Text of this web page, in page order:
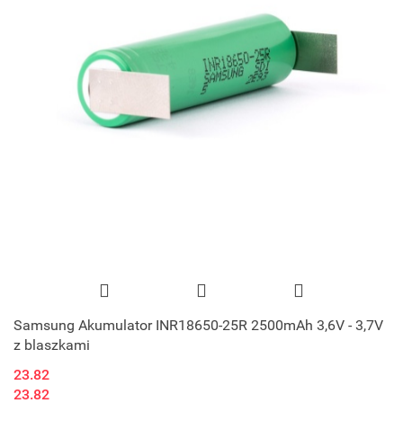
Samsung Akumulator INR18650-25R 2500mAh 3,6V - 3,7V
z blaszkami
23.82
23.82